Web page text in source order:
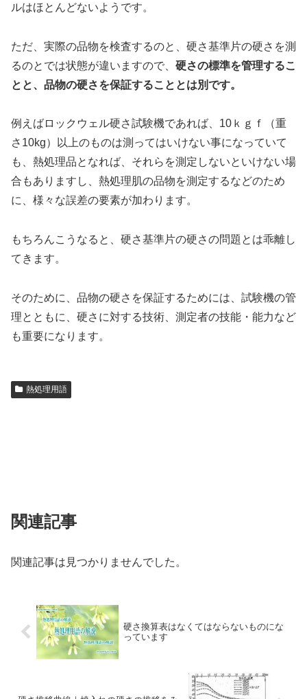
ルはほとんどないようです。
ただ、実際の品物を検査するのと、硬さ基準片の硬さを測
るのとでは状態が違いますので、 硬さの標準を管理するこ
とと、品物の硬さを保証することとは別です。
例えばロックウェル硬さ試験機であれば、10ｋｇｆ（重
さ10kg）以上のものは測ってはいけない事になっていて
も、熱処理品となれば、それらを測定しないといけない場
合もありますし、熱処理肌の品物を測定するなどのため
に、様々な誤差の要素が加わります。
もちろんこうなると、硬さ基準片の硬さの問題とは乖離し
てきます。
そのために、品物の硬さを保証するためには、試験機の管
理とともに、硬さに対する技術、測定者の技能・能力など
も重要になります。
熱処理用語
関連記事
関連記事は見つかりませんでした。
硬さ換算表はなくてはならないものにな
っています